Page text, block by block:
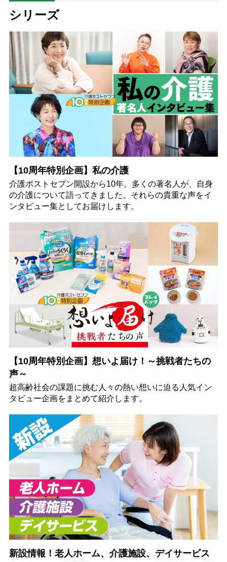
シリーズ
【10周年特別企画】私の介護
介護ポストセブン開設から10年。多くの著名人が、自身
の介護について語ってきました。それらの貴重な声をイ
ンタビュー集としてお届けします。
【10周年特別企画】想いよ届け！～挑戦者たちの
声～
超高齢社会の課題に挑む人々の熱い想いに迫る人気イン
タビュー企画をまとめて紹介します。
新設情報！老人ホーム、介護施設、デイサービス